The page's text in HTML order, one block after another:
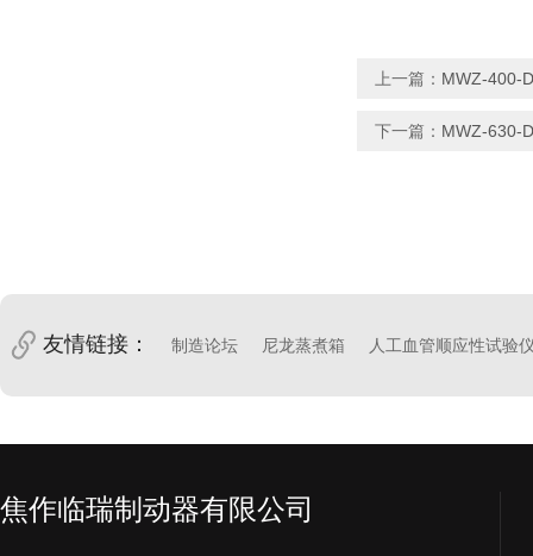
上一篇： MWZ-400-
下一篇： MWZ-630-
友情链接： 制造论坛 尼龙蒸煮箱 人工血管顺应性试验
焦作临瑞制动器有限公司